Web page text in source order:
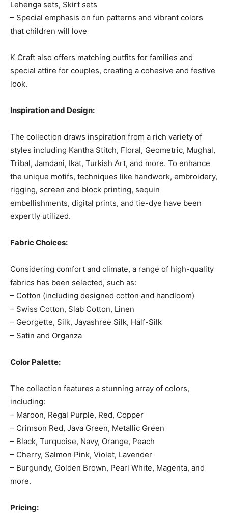
Lehenga sets, Skirt sets
– Special emphasis on fun patterns and vibrant colors
that children will love
K Craft also offers matching outfits for families and
special attire for couples, creating a cohesive and festive
look.
Inspiration and Design:
The collection draws inspiration from a rich variety of
styles including Kantha Stitch, Floral, Geometric, Mughal,
Tribal, Jamdani, Ikat, Turkish Art, and more. To enhance
the unique motifs, techniques like handwork, embroidery,
rigging, screen and block printing, sequin
embellishments, digital prints, and tie-dye have been
expertly utilized.
Fabric Choices:
Considering comfort and climate, a range of high-quality
fabrics has been selected, such as:
– Cotton (including designed cotton and handloom)
– Swiss Cotton, Slab Cotton, Linen
– Georgette, Silk, Jayashree Silk, Half-Silk
– Satin and Organza
Color Palette:
The collection features a stunning array of colors,
including:
– Maroon, Regal Purple, Red, Copper
– Crimson Red, Java Green, Metallic Green
– Black, Turquoise, Navy, Orange, Peach
– Cherry, Salmon Pink, Violet, Lavender
– Burgundy, Golden Brown, Pearl White, Magenta, and
more.
Pricing: